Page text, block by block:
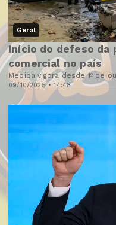
Geral
09/10/2025 • 14:48
Início do defeso da
comercial no país
Medida vigora desde 1º de